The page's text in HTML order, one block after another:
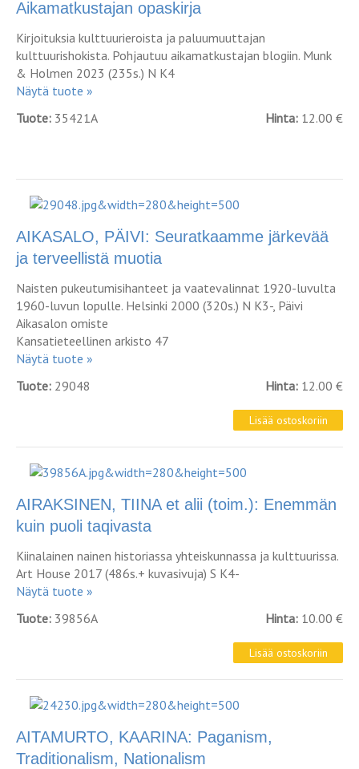
Aikamatkustajan opaskirja
Kirjoituksia kulttuurieroista ja paluumuuttajan
kulttuurishokista. Pohjautuu aikamatkustajan blogiin. Munk
& Holmen 2023 (235s.) N K4
Näytä tuote »
Tuote: 35421A Hinta: 12.00 €
AIKASALO, PÄIVI: Seuratkaamme järkevää
ja terveellistä muotia
Naisten pukeutumisihanteet ja vaatevalinnat 1920-luvulta
1960-luvun lopulle. Helsinki 2000 (320s.) N K3-, Päivi
Aikasalon omiste
Kansatieteellinen arkisto 47
Näytä tuote »
Tuote: 29048 Hinta: 12.00 €
AIRAKSINEN, TIINA et alii (toim.): Enemmän
kuin puoli taqivasta
Kiinalainen nainen historiassa yhteiskunnassa ja kulttuurissa.
Art House 2017 (486s.+ kuvasivuja) S K4-
Näytä tuote »
Tuote: 39856A Hinta: 10.00 €
AITAMURTO, KAARINA: Paganism,
Traditionalism, Nationalism